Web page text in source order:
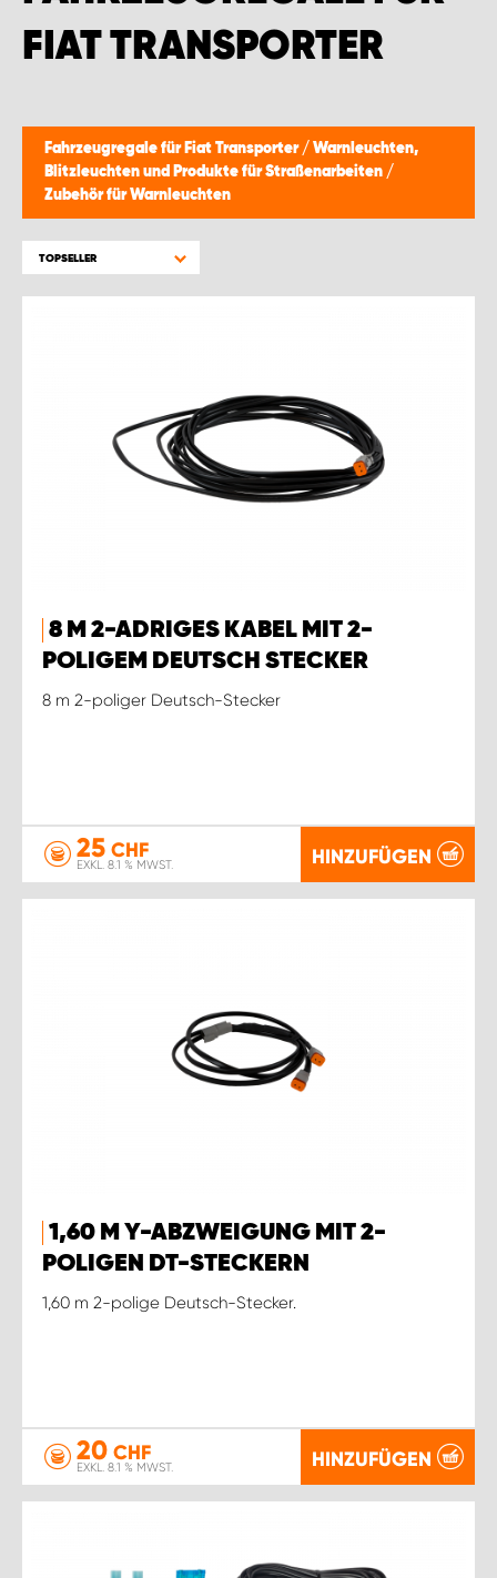
FIAT TRANSPORTER
Fahrzeugregale für Fiat Transporter / Warnleuchten,
Blitzleuchten und Produkte für Straßenarbeiten /
Zubehör für Warnleuchten
TOPSELLER
8 M 2-ADRIGES KABEL MIT 2-
POLIGEM DEUTSCH STECKER
8 m 2-poliger Deutsch-Stecker
25 CHF
EXKL. 8.1 % MWST. HINZUFÜGEN
1,60 M Y-ABZWEIGUNG MIT 2-
POLIGEN DT-STECKERN
1,60 m 2-polige Deutsch-Stecker.
20 CHF
EXKL. 8.1 % MWST. HINZUFÜGEN